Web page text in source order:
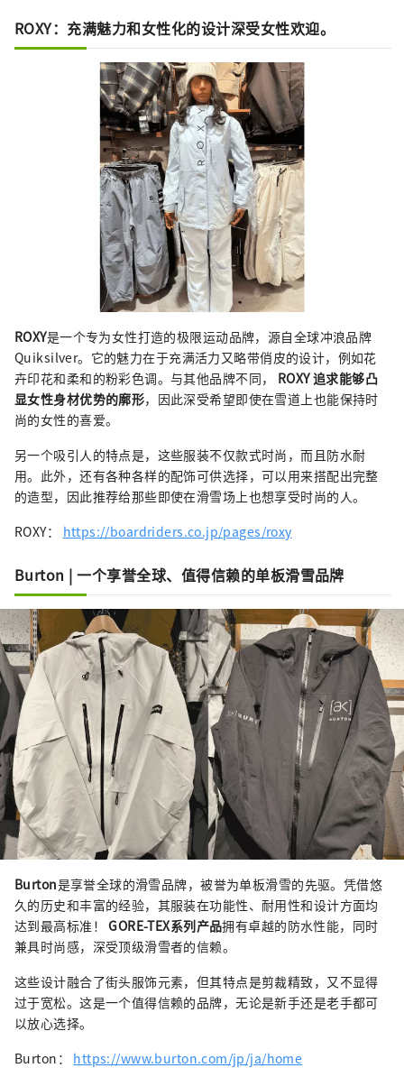
ROXY：充满魅力和女性化的设计深受女性欢迎。
ROXY是一​​个专为女性打造的极限运动品牌，源自全球冲浪品牌
Quiksilver。它的魅力在于充满活力又略带俏皮的设计，例如花
卉印花和柔和的粉彩色调。与其他品牌不同， ROXY 追求能够凸
显女性身材优势的廓形，因此深受希望即使在雪道上也能保持时
尚的女性的喜爱。
另一个吸引人的特点是，这些服装不仅款式时尚，而且防水耐
用。此外，还有各种各样的配饰可供选择，可以用来搭配出完整
的造型，因此推荐给那些即使在滑雪场上也想享受时尚的人。
ROXY： https://boardriders.co.jp/pages/roxy
Burton | 一个享誉全球、值得信赖的单板滑雪品牌
Burton是享誉全球的滑雪品牌，被誉为单板滑雪的先驱。凭借悠
久的历史和丰富的经验，其服装在功能性、耐用性和设计方面均
达到最高标准！GORE-TEX系列产品拥有卓越的防水性能，同时
兼具时尚感，深受顶级滑雪者的信赖。
这些设计融合了街头服饰元素，但其特点是剪裁精致，又不显得
过于宽松。这是一个值得信赖的品牌，无论是新手还是老手都可
以放心选择。
Burton： https://www.burton.com/jp/ja/home